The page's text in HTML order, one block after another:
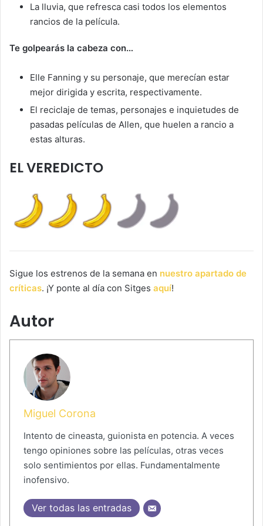
La lluvia, que refresca casi todos los elementos
rancios de la película.
Te golpearás la cabeza con…
Elle Fanning y su personaje, que merecían estar
mejor dirigida y escrita, respectivamente.
El reciclaje de temas, personajes e inquietudes de
pasadas películas de Allen, que huelen a rancio a
estas alturas.
EL VEREDICTO
Sigue los estrenos de la semana en nuestro apartado de
críticas. ¡Y ponte al día con Sitges aquí!
Autor
Miguel Corona
Intento de cineasta, guionista en potencia. A veces
tengo opiniones sobre las películas, otras veces
solo sentimientos por ellas. Fundamentalmente
inofensivo.
Ver todas las entradas